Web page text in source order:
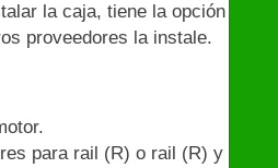
la caja, tiene la opción de
proveedores la instale.
para rail (R) o rail (R) y